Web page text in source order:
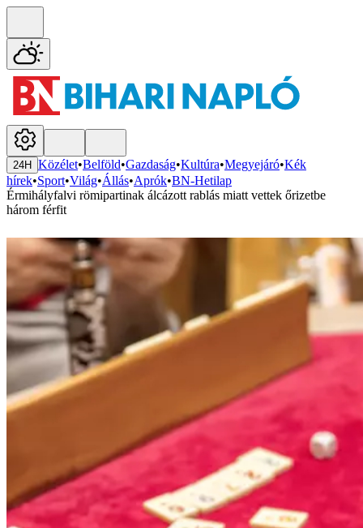
24H Közélet•Belföld•Gazdaság•Kultúra•Megyejáró•Kék
hírek•Sport•Világ•Állás•Aprók•BN-Hetilap
Érmihályfalvi römipartinak álcázott rablás miatt vettek őrizetbe
három férfit